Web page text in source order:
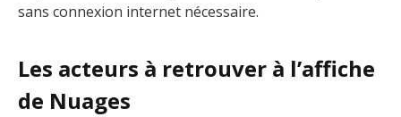
sans connexion internet nécessaire.
Les acteurs à retrouver à l’affiche
de Nuages